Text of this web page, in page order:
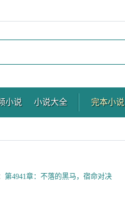
小说 小说大全 完本小说
第4941章：不落的黑马，宿命对决